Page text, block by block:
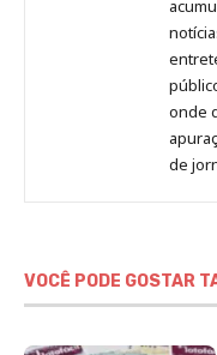
onde
de
VOCÊ PODE GOSTAR